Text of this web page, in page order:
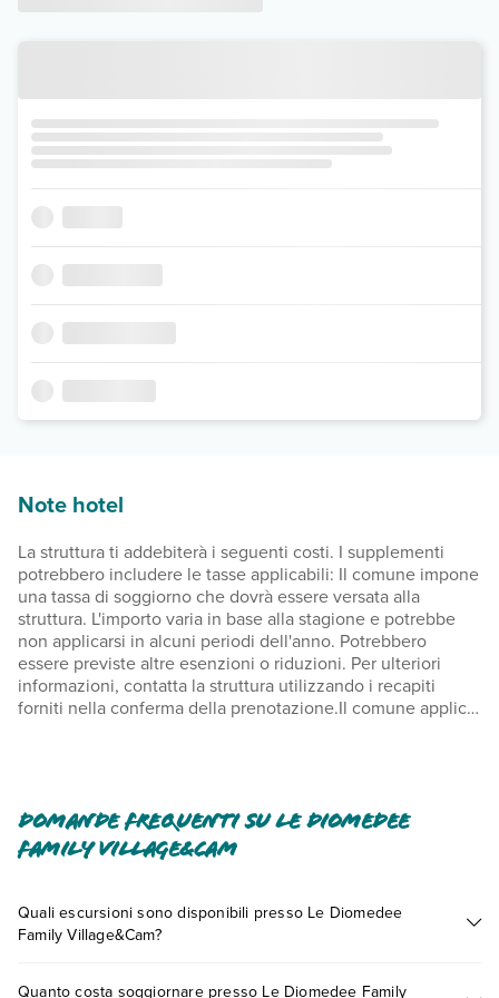
Note hotel
La struttura ti addebiterà i seguenti costi. I supplementi
potrebbero includere le tasse applicabili: Il comune impone
una tassa di soggiorno che dovrà essere versata alla
struttura. L'importo varia in base alla stagione e potrebbe
non applicarsi in alcuni periodi dell'anno. Potrebbero
essere previste altre esenzioni o riduzioni. Per ulteriori
informazioni, contatta la struttura utilizzando i recapiti
forniti nella conferma della prenotazione.Il comune applica
EUR 60 per sistemazione, a soggiorno Lenzuola: 2 EUR a
persona, a notte Abbiamo incluso tutti i costi che ci ha
comunicato la struttura. Supplemento per animali
richiesti supplementi per gli animali di servizioLenzuola: 2
EUR a persona a notte, o gli ospiti possono portarsele da
Domande frequenti su Le Diomedee
Family Village&Cam
Quali escursioni sono disponibili presso Le Diomedee
Family Village&Cam?
Quanto costa soggiornare presso Le Diomedee Family